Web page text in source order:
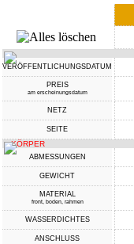
VERÖFFENTLICHUNGSDATUM
PREIS
am erscheinungsdatum
NETZ
SEITE
KÖRPER
ABMESSUNGEN
GEWICHT
MATERIAL
front, boden, rahmen
WASSERDICHTES
ANSCHLUSS